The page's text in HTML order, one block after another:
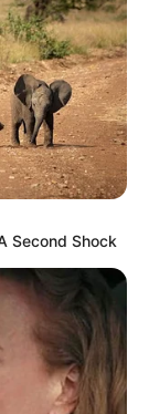
Second Shock